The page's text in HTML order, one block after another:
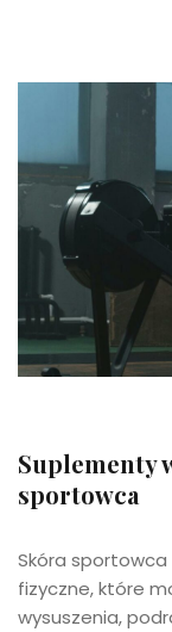
Suplementy
sportowca
Skóra sportowca
fizyczne, które
wysuszenia,